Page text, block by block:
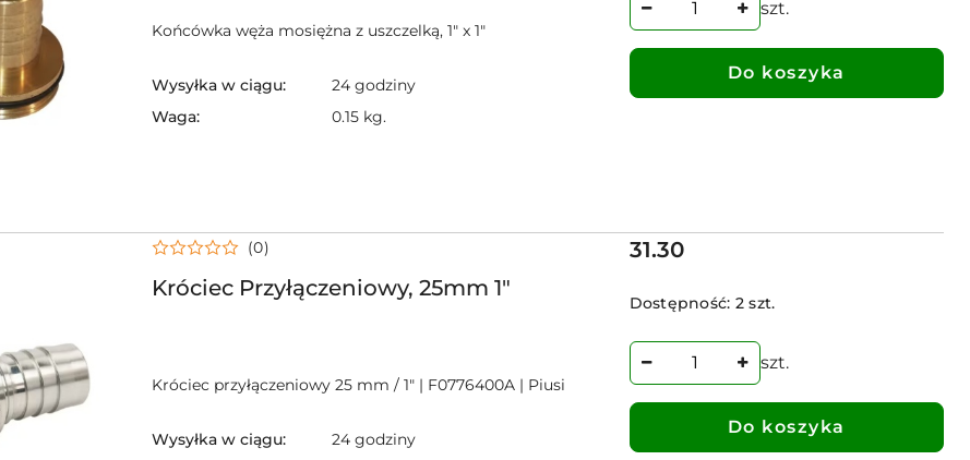
Końcówka węża mosiężna z uszczelką, 1" x 1"
Wysyłka w ciągu:
24 godziny
Waga:
0.15 kg.
szt.
Do koszyka
Króciec Przyłączeniowy, 25mm 1"
(0)
Króciec przyłączeniowy 25 mm / 1" | F0776400A | Piusi
Wysyłka w ciągu:
24 godziny
Cena:
31.30
Dostępność: 2 szt.
szt.
Do koszyka